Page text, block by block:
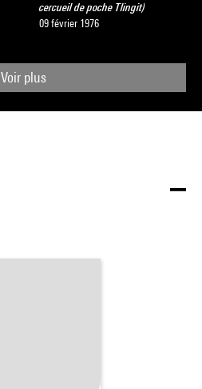
cercueil de poche Tlingit)
09 février 1976
Voir plus